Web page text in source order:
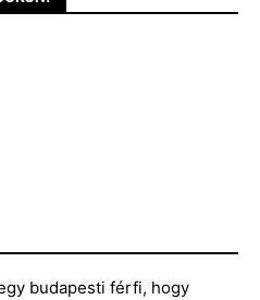
budapesti férfi, hogy